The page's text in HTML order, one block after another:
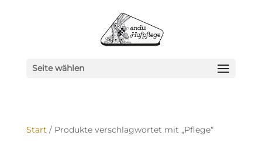
Seite wählen
Start / Produkte verschlagwortet mit „Pflege“